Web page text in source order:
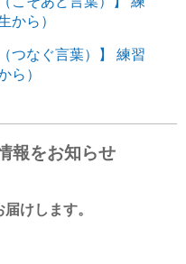
から）
つなぐ言葉）】 練習
ら）
報をお知らせ
けします。